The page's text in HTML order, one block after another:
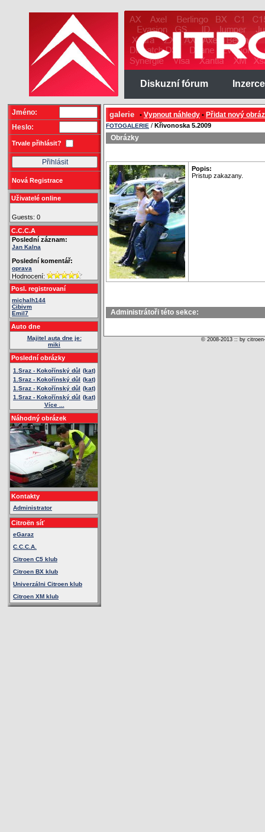
Diskuzní fórum Inzerce
Jméno:
Heslo:
Trvale přihlásit?
Nová Registrace
Uživatelé online
Guests: 0
C.C.C.A
Poslední záznam:
Jan Kalna
Poslední komentář:
oprava
Hodnocení:
Posl. registrovaní
michalh144
Cibivm
Emil7
Auto dne
Majitel auta dne je:
miki
Poslední obrázky
1.Sraz - Kokořínský důl (kat)
1.Sraz - Kokořínský důl (kat)
1.Sraz - Kokořínský důl (kat)
1.Sraz - Kokořínský důl (kat)
Více ...
Náhodný obrázek
Kontakty
Administrator
Citroën síť
eGaraz
C.C.C.A.
Citroen C5 klub
Citroen BX klub
Univerzálni Citroen klub
Citroen XM klub
galerie • Vypnout náhledy • Přidat nový
FOTOGALERIE / Křivonoska 5.2009
Obrázky
Popis:
Pristup zakazany.
Administrátoři této sekce:
© 2008-2013 :: by